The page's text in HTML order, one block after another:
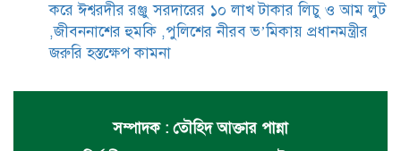
করে ঈশ্বরদীর রঞ্জু সরদারের ১০ লাখ টাকার লিচু ও আম লুট
,জীবননাশের হুমকি ,পুলিশের নীরব ভ’মিকায় প্রধানমন্ত্রীর
জরুরি হস্তক্ষেপ কামনা
সম্পাদক : তৌহিদ আক্তার পান্না